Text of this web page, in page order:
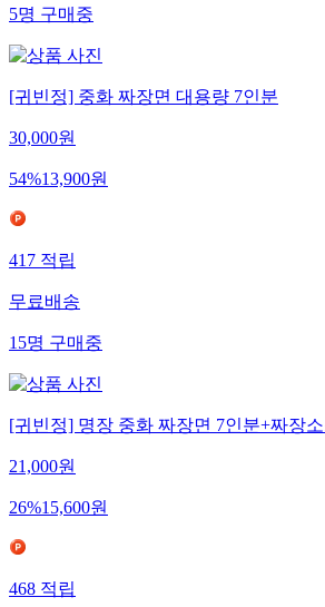
5명구매중
[귀빈정] 중화 짜장면 대용량 7인분
30,000원
54%13,900원
417적립
무료배송
15명구매중
[귀빈정] 명장 중화 짜장면 7인분+짜장
21,000원
26%15,600원
468적립